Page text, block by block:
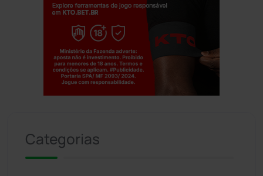
Categorias